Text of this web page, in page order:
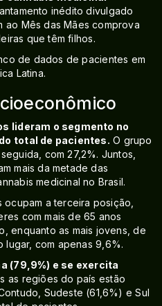
inédito divulgado
ao Mês das Mães comprova
que têm filhos.
de dados de pacientes em
Latina.
lideram o segmento no
total de pacientes. O grupo
com 27,2%. Juntos,
mais da metade das
medicinal no Brasil.
a terceira posição,
com mais de 65 anos
enquanto as mais jovens, de
lugar, com apenas 9,6%.
(79,9%) e se exercita
as regiões do país estão
Sudeste (61,6%) e Sul